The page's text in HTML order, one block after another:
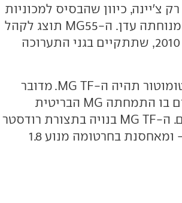
צ'יינה, כיוון שהבסיס למכוניות
הוא שאריות MG הבריטית מנוחתה עדן. ה-MG55 תוצג לקהל
הרחב בישראל באוטומוטור 2010, שתתקיים בגני התערוכה
מכונית נוספת שתוצג באוטומוטור תהיה ה-MG TF. מדובר
במכונית ספורט קטנה, תחום בו התמחתה MG הבריטית
בגלגולה הקודם במשך שנים. ה-MG TF בנויה בתצורת רודסטר
- דו-מושבית עם גג נפתח - ומאחסנת בחרטומה מנוע 1.8